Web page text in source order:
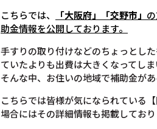
こちらでは、 「大阪府」「交野市」 の
助金情報を公開しております。
手すりの取り付けなどのちょっとし
ていたよりも出費は大きくなってしま
そんな中、お住いの地域で補助金が
こちらでは皆様が気になられている
場合にはその詳細情報も掲載してお